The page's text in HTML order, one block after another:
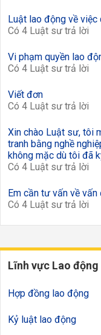
Luật lao động về
Có 4 Luật sư trả lời
Vi phạm quyền lao
Có 4 Luật sư trả lời
Viết đơn
Có 4 Luật sư trả lời
Xin chào Luật sư, tôi
tranh bằng nghề
không mặc dù tôi đã
Có 4 Luật sư trả lời
Em cần tư vấn về
Có 4 Luật sư trả lời
Lĩnh vực Lao động
Hợp đồng lao động
Kỷ luật lao động